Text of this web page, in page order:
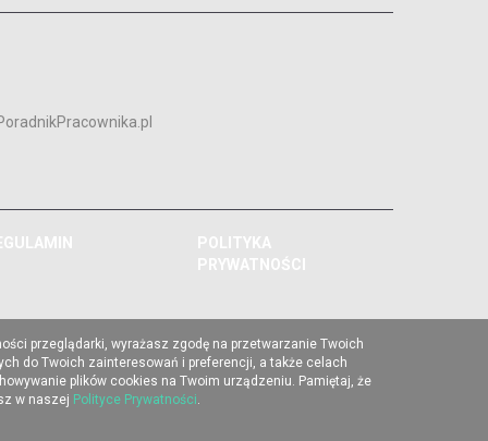
POLITYKA
PRYWATNOŚCI
przeglądarki, wyrażasz zgodę na przetwarzanie Twoich
do Twoich zainteresowań i preferencji, a także celach
plików cookies na Twoim urządzeniu. Pamiętaj, że
w naszej Polityce Prywatności.